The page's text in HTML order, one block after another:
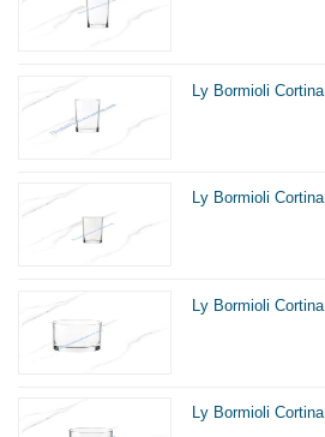
Ly Bormioli
Ly Bormioli
Ly Bormioli
Ly Bormioli